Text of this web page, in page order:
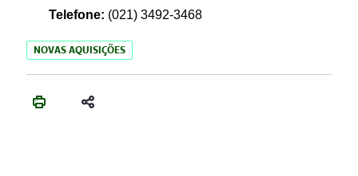
Telefone: (021) 3492-3468
NOVAS AQUISIÇÕES